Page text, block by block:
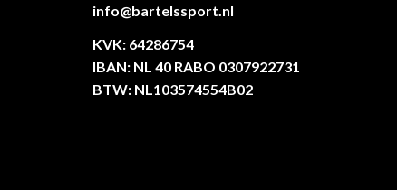
info@bartelssport.nl
KVK: 64286754
IBAN: NL 40 RABO 0307922731
BTW: NL103574554B02